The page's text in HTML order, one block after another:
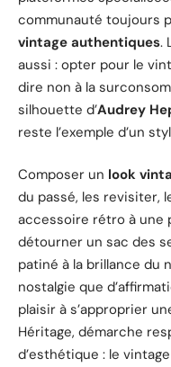
communauté toujours
vintage authentiques.
aussi : opter pour le
dire non à la
silhouette d’Audrey
reste l’exemple d’un
Composer un look
du passé, les revisiter,
accessoire rétro à une
détourner un sac des
patiné à la brillance du
nostalgie que
plaisir à s’approprier
Héritage, démarche
d’esthétique : le